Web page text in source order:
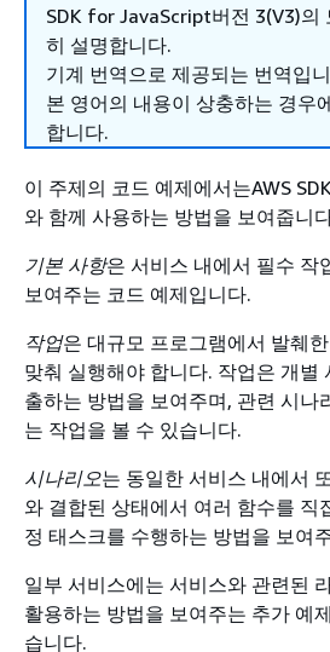
SDK for JavaScript버전 3(V3)의
히 설명합니다.
기계 번역으로 제공되는 번역입
본 영어의 내용이 상충하는 경우
합니다.
이 주제의 코드 예제에서는AWS
와 함께 사용하는 방법을 보여줍니
기본 사항은 서비스 내에서 필수 작
보여주는 코드 예제입니다.
작업은 대규모 프로그램에서 발췌
맞춰 실행해야 합니다. 작업은 개별
출하는 방법을 보여주며, 관련 시나
는 작업을 볼 수 있습니다.
시나리오는 동일한 서비스 내에서
와 결합된 상태에서 여러 함수를 직
정 태스크를 수행하는 방법을 보여
일부 서비스에는 서비스와 관련된
활용하는 방법을 보여주는 추가 예
습니다.